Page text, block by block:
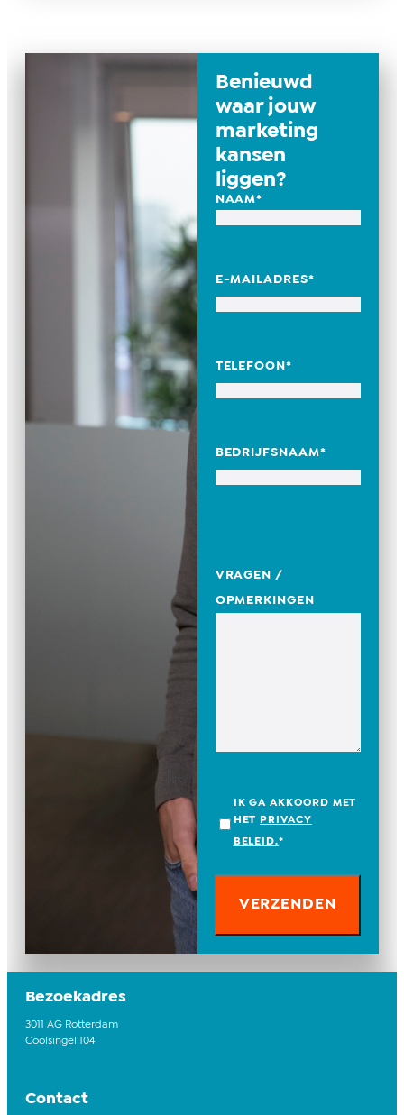
Benieuwd
waar jouw
marketing
kansen
liggen?
NAAM*
E-MAILADRES*
TELEFOON*
BEDRIJFSNAAM*
VRAGEN /
OPMERKINGEN
IK GA AKKOORD MET
HET
PRIVACY
BELEID.*
Bezoekadres
3011 AG Rotterdam
Coolsingel 104
Contact